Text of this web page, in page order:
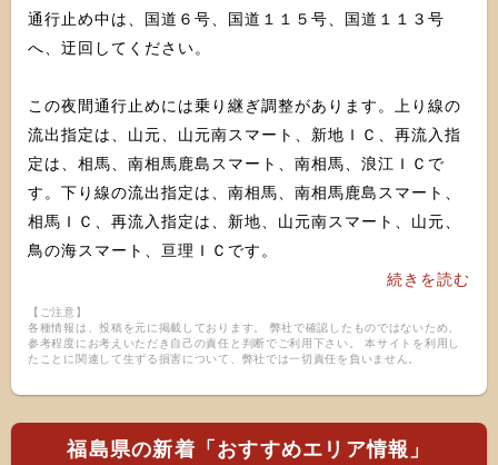
通行止め中は、国道６号、国道１１５号、国道１１３号
へ、迂回してください。
この夜間通行止めには乗り継ぎ調整があります。上り線の
流出指定は、山元、山元南スマート、新地ＩＣ、再流入指
定は、相馬、南相馬鹿島スマート、南相馬、浪江ＩＣで
す。下り線の流出指定は、南相馬、南相馬鹿島スマート、
相馬ＩＣ、再流入指定は、新地、山元南スマート、山元、
鳥の海スマート、亘理ＩＣです。
続きを読む
【ご注意】
各種情報は、投稿を元に掲載しております。 弊社で確認したものではないため、
参考程度にお考えいただき自己の責任と判断でご利用下さい。 本サイトを利用し
たことに関連して生ずる損害について、弊社では一切責任を負いません。
福島県の新着「おすすめエリア情報」